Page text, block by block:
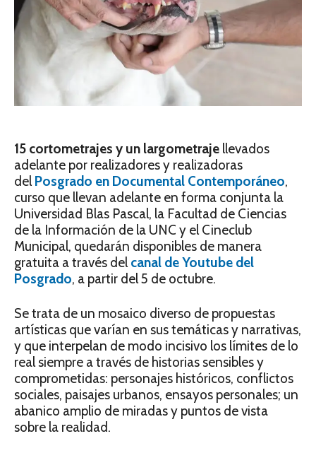
15 cortometrajes y un largometraje llevados
adelante por realizadores y realizadoras
del Posgrado en Documental Contemporáneo,
curso que llevan adelante en forma conjunta la
Universidad Blas Pascal, la Facultad de Ciencias
de la Información de la UNC y el Cineclub
Municipal, quedarán disponibles de manera
gratuita a través del canal de Youtube del
Posgrado, a partir del 5 de octubre.
Se trata de un mosaico diverso de propuestas
artísticas que varían en sus temáticas y narrativas,
y que interpelan de modo incisivo los límites de lo
real siempre a través de historias sensibles y
comprometidas: personajes históricos, conflictos
sociales, paisajes urbanos, ensayos personales; un
abanico amplio de miradas y puntos de vista
sobre la realidad.